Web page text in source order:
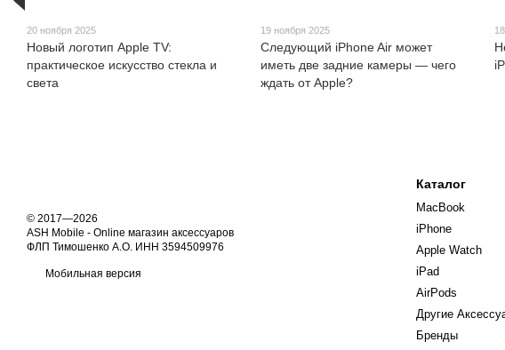
20 ноября 2025
Новый логотип Apple TV:
практическое искусство стекла и
света
19 ноября 2025
Следующий iPhone Air может
иметь две задние камеры — чего
ждать от Apple?
© 2017—2026
ASH Mobile - Online магазин аксессуаров
ФЛП Тимошенко А.О. ИНН 3594509976
Мобильная версия
Каталог
MacBook
iPhone
Apple Watch
iPad
AirPods
Другие
Бренды